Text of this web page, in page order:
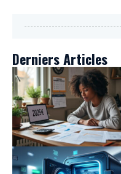
Derniers Articles